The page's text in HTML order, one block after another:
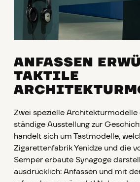
ANFASSEN
TAKTILE
Zwei spezielle Architekturmodelle
ständige Ausstellung zur
handelt sich um Tastmodelle,
Zigarettenfabrik Yenidze und die
Semper erbaute Synagoge
ausdrücklich: Anfassen und mit